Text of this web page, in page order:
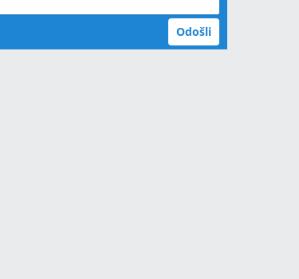
Odošli